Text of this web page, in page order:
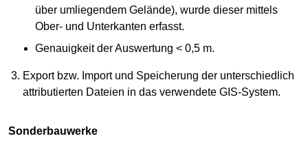
über umliegendem Gelände), wurde dieser mittels
Ober- und Unterkanten erfasst.
Genauigkeit der Auswertung < 0,5 m.
Export bzw. Import und Speicherung der unterschiedlich
attributierten Dateien in das verwendete GIS-System.
Sonderbauwerke